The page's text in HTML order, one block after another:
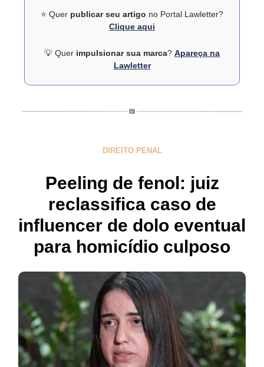
⭐ Quer publicar seu artigo no Portal Lawletter?
Clique aqui
💡 Quer impulsionar sua marca? Apareça na
Lawletter
DIREITO PENAL
Peeling de fenol: juiz
reclassifica caso de
influencer de dolo eventual
para homicídio culposo